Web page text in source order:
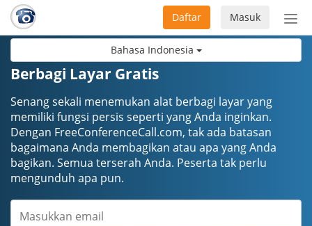
Bahasa Indonesia
Masuk
Daftar
Berbagi Layar Gratis
Senang sekali menemukan alat berbagi layar yang
memiliki fungsi persis seperti yang Anda inginkan.
Dengan FreeConferenceCall.com, tak ada batasan
bagaimana Anda membagikan atau apa yang Anda
bagikan. Semua terserah Anda. Peserta tak perlu
mengunduh apa pun.